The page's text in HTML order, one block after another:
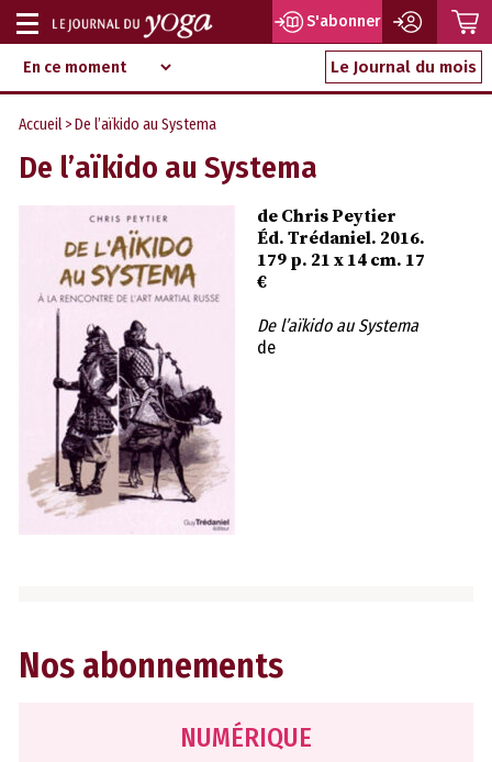
Aller
au
contenu
d‘information
indépendant
Afficher
ou
masquer
la
navigation
S'abonner
Le Journal du mois
Accueil > De l’aïkido au Systema
De l’aïkido au Systema
de Chris Peytier
Éd. Trédaniel. 2016.
179 p. 21 x 14 cm. 17
€
De l’aïkido au Systema
de
Nos abonnements
NUMÉRIQUE